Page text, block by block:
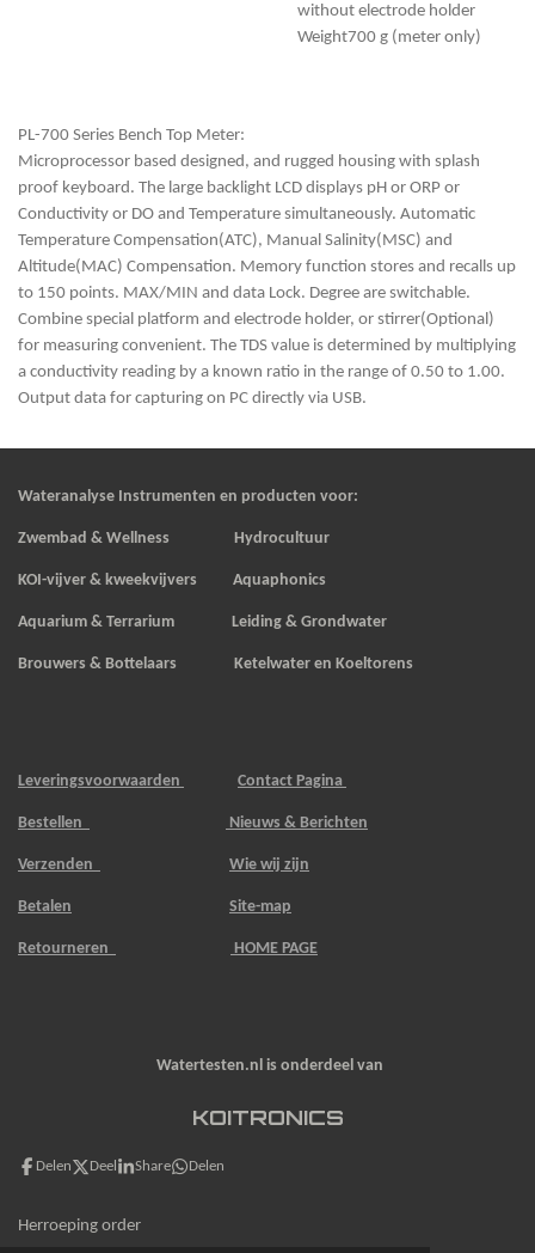
without electrode holder
Weight700 g (meter only)
PL-700 Series Bench Top Meter:
Microprocessor based designed, and rugged housing with splash
proof keyboard. The large backlight LCD displays pH or ORP or
Conductivity or DO and Temperature simultaneously. Automatic
Temperature Compensation(ATC), Manual Salinity(MSC) and
Altitude(MAC) Compensation. Memory function stores and recalls up
to 150 points. MAX/MIN and data Lock. Degree are switchable.
Combine special platform and electrode holder, or stirrer(Optional)
for measuring convenient. The TDS value is determined by multiplying
a conductivity reading by a known ratio in the range of 0.50 to 1.00.
Output data for capturing on PC directly via USB.
Wateranalyse Instrumenten en producten voor:
Zwembad & Wellness Hydrocultuur
KOI-vijver & kweekvijvers Aquaphonics
Aquarium & Terrarium Leiding & Grondwater
Brouwers & Bottelaars Ketelwater en Koeltorens
Leveringsvoorwaarden Contact Pagina
Bestellen Nieuws & Berichten
Verzenden Wie wij zijn
Betalen Site-map
Retourneren HOME PAGE
Watertesten.nl is onderdeel van
KOITRONICS
Delen Deel Share Delen
Herroeping order